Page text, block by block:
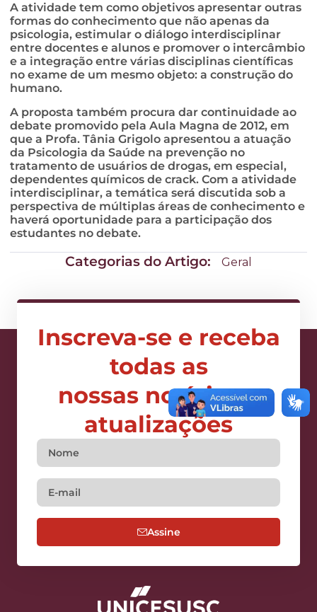
A atividade tem como objetivos apresentar outras
formas do conhecimento que não apenas da
psicologia, estimular o diálogo interdisciplinar
entre docentes e alunos e promover o intercâmbio
e a integração entre várias disciplinas científicas
no exame de um mesmo objeto: a construção do
humano.
A proposta também procura dar continuidade ao
debate promovido pela Aula Magna de 2012, em
que a Profa. Tânia Grigolo apresentou a atuação
da Psicologia da Saúde na prevenção no
tratamento de usuários de drogas, em especial,
dependentes químicos de crack. Com a atividade
interdisciplinar, a temática será discutida sob a
perspectiva de múltiplas áreas de conhecimento e
haverá oportunidade para a participação dos
estudantes no debate.
Categorias do Artigo: Geral
Inscreva-se e receba
todas as
nossas notícias e
atualizações
Assine